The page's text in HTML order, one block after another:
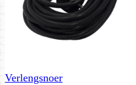
Verlengsnoer